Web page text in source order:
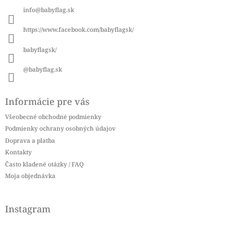
info@babyflag.sk
https://www.facebook.com/babyflagsk/
babyflagsk/
@babyflag.sk
Informácie pre vás
Všeobecné obchodné podmienky
Podmienky ochrany osobných údajov
Doprava a platba
Kontakty
Často kladené otázky / FAQ
Moja objednávka
Instagram